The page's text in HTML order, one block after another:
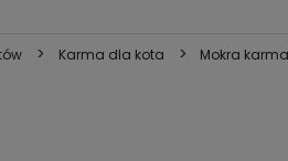
> Karma dla kota > Mokra